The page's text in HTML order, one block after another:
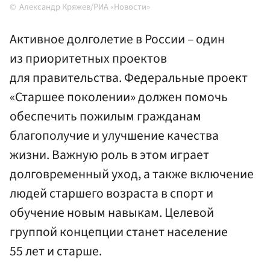
Александр Кряжев/РИА «Новости»
Активное долголетие в России – один
из приоритетных проектов
для правительства. Федеральные проект
«Старшее поколении» должен помочь
обеспечить пожилым гражданам
благополучие и улучшение качества
жизни. Важную роль в этом играет
долговременный уход, а также включение
людей старшего возраста в спорт и
обучение новым навыкам. Целевой
группой концепции станет население
55 лет и старше.